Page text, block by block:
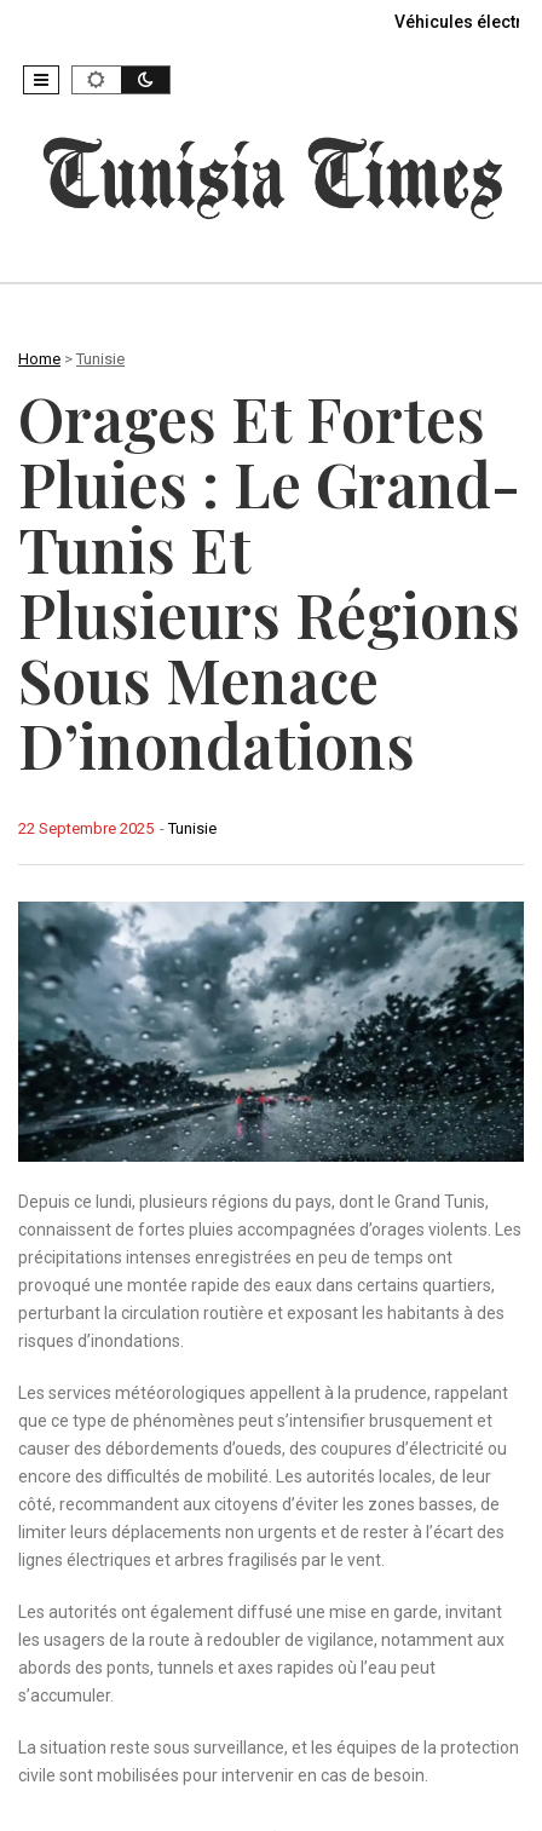
Véhicules
Home > Tunisie
Orages Et Fortes
Pluies : Le Grand-
Tunis Et
Plusieurs Régions
Sous Menace
D’inondations
-Tunisie
22 Septembre 2025
Depuis ce lundi, plusieurs régions du pays, dont le Grand Tunis,
connaissent de fortes pluies accompagnées d’orages violents. Les
précipitations intenses enregistrées en peu de temps ont
provoqué une montée rapide des eaux dans certains quartiers,
perturbant la circulation routière et exposant les habitants à des
risques d’inondations.
Les services météorologiques appellent à la prudence, rappelant
que ce type de phénomènes peut s’intensifier brusquement et
causer des débordements d’oueds, des coupures d’électricité ou
encore des difficultés de mobilité. Les autorités locales, de leur
côté, recommandent aux citoyens d’éviter les zones basses, de
limiter leurs déplacements non urgents et de rester à l’écart des
lignes électriques et arbres fragilisés par le vent.
Les autorités ont également diffusé une mise en garde, invitant
les usagers de la route à redoubler de vigilance, notamment aux
abords des ponts, tunnels et axes rapides où l’eau peut
s’accumuler.
La situation reste sous surveillance, et les équipes de la protection
civile sont mobilisées pour intervenir en cas de besoin.